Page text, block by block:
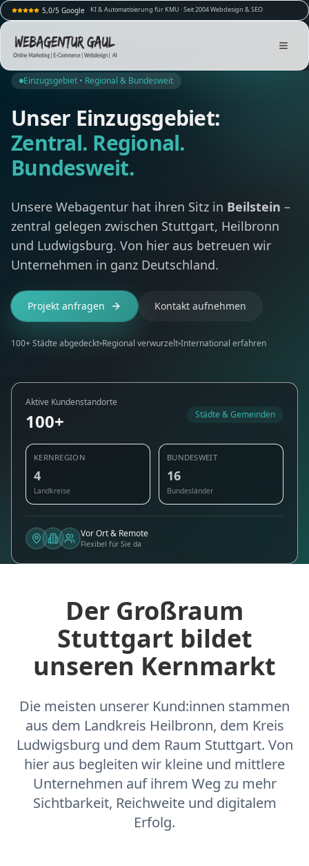
5,0/5 Google KI & Automatisierung für KMU · Seit 2004 Webdesign & SEO
Einzugsgebiet • Regional & Bundesweit
Unser Einzugsgebiet:
Zentral. Regional.
Bundesweit.
Unsere Webagentur hat ihren Sitz in Beilstein –
zentral gelegen zwischen Stuttgart, Heilbronn
und Ludwigsburg. Von hier aus betreuen wir
Unternehmen in ganz Deutschland.
Projekt anfragen Kontakt aufnehmen
100+ Städte abgedeckt Regional verwurzelt International erfahren
Aktive Kundenstandorte
100+ Städte & Gemeinden
KERNREGION
4
Landkreise
BUNDESWEIT
16
Bundesländer
Vor Ort & Remote
Flexibel für Sie da
Der Großraum
Stuttgart bildet
unseren Kernmarkt
Die meisten unserer Kund:innen stammen
aus dem Landkreis Heilbronn, dem Kreis
Ludwigsburg und dem Raum Stuttgart. Von
hier aus begleiten wir kleine und mittlere
Unternehmen auf ihrem Weg zu mehr
Sichtbarkeit, Reichweite und digitalem
Erfolg.